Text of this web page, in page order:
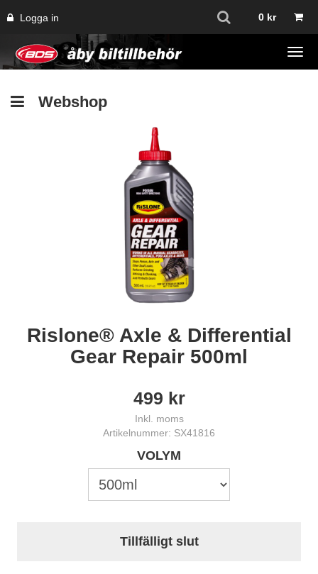
Logga in 0 kr
Webshop
Rislone® Axle & Differential
Gear Repair 500ml
499 kr
Inkl. moms
Artikelnummer: SX41816
VOLYM
Tillfälligt slut